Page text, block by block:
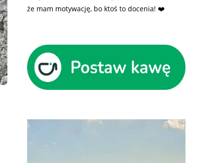
że mam motywację, bo ktoś to docenia! ❤️